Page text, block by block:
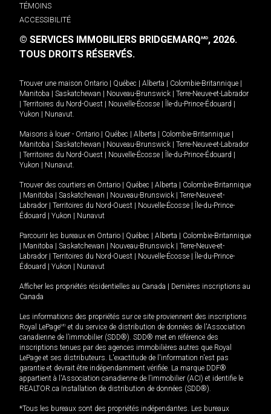
TÉMOINS
ACCESSIBILITÉ
© SERVICES IMMOBILIERS BRIDGEMARQMD, 2026.
TOUS DROITS RÉSERVÉS.
Trouver une maison Ontario Québec Alberta Colombie-Britannique
Manitoba
Saskatchewan Nouveau-Brunswick
Terre-Neuve-et-Labrador
Territoires du Nord-Ouest Nouvelle-Écosse Île-du-Prince-Édouard
Yukon
Nunavut.
Maisons à louer - Ontario Québec Alberta Colombie-Britannique
Manitoba
Saskatchewan Nouveau-Brunswick
Terre-Neuve-et-Labrador
Territoires du Nord-Ouest Nouvelle-Écosse Île-du-Prince-Édouard
Yukon
Nunavut.
Trouver des courtiers en Ontario Québec Alberta
Colombie-Britannique
Manitoba Saskatchewan Nouveau-Brunswick
Terre-Neuve-et-
Labrador
Territoires du Nord-Ouest Nouvelle-Écosse
Île-du-Prince-
Édouard
Yukon Nunavut
Parcourir les bureaux en Ontario Québec Alberta
Colombie-Britannique
Manitoba Saskatchewan Nouveau-Brunswick
Terre-Neuve-et-
Labrador
Territoires du Nord-Ouest Nouvelle-Écosse
Île-du-Prince-
Édouard
Yukon Nunavut
Afficher les propriétés résidentielles au Canada
Dernières inscriptions au
Canada
Les informations des propriétés sur ce site proviennent des inscriptions
Royal LePageMD et du service de distribution de données de l'Association
canadienne de l’immobilier (SDD®). SDD® met en référence des
inscriptions tenues par des agences immobilières autres que Royal
LePage et ses distributeurs. L'exactitude de l'information n'est pas
garantie et devrait être indépendamment vérifiée. La marque DDF®
appartient à l'Association canadienne de l’immobilier (ACI) et identifie le
REALTOR.ca Installation de distribution de données (SDD®).
*Tous les bureaux sont des propriétés indépendantes. Les bureaux